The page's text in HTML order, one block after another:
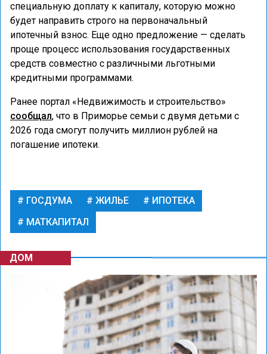
специальную доплату к капиталу, которую можно
будет направить строго на первоначальный
ипотечный взнос. Еще одно предложение — сделать
проще процесс использования государственных
средств совместно с различными льготными
кредитными программами.
Ранее портал «Недвижимость и строительство»
сообщал, что в Приморье семьи с двумя детьми с
2026 года смогут получить миллион рублей на
погашение ипотеки.
ГОСДУМА ЖИЛЬЕ
ИПОТЕКА
МАТКАПИТАЛ
ДОМ